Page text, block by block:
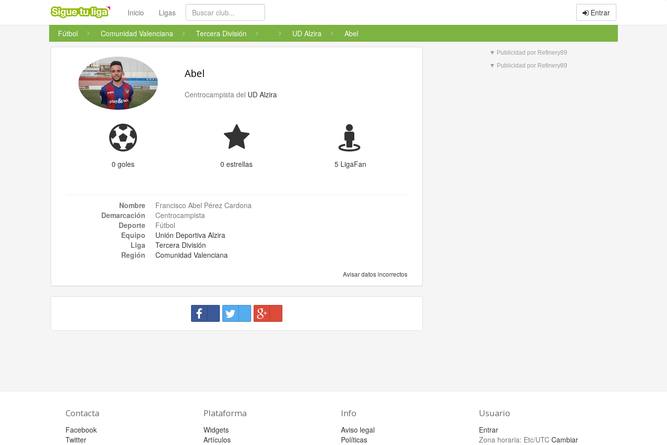
Inicio Ligas Entrar
Fútbol Comunidad Valenciana Tercera División UD Alzira Abel
Abel
Centrocampista del UD Alzira
0 goles 0 estrellas 5 LigaFan
Nombre
Francisco Abel Pérez Cardona
Demarcación
Centrocampista
Deporte
Fútbol
Equipo
Unión Deportiva Alzira
Liga
Tercera División
Región
Comunidad Valenciana
Avisar datos incorrectos
▼ Publicidad por Refinery89
▼ Publicidad por Refinery89
Contacta
Facebook
Twitter
Plataforma
Widgets
Artículos
Info
Aviso legal
Políticas
Usuario
Entrar
Zona horaria: Etc/UTC Cambiar